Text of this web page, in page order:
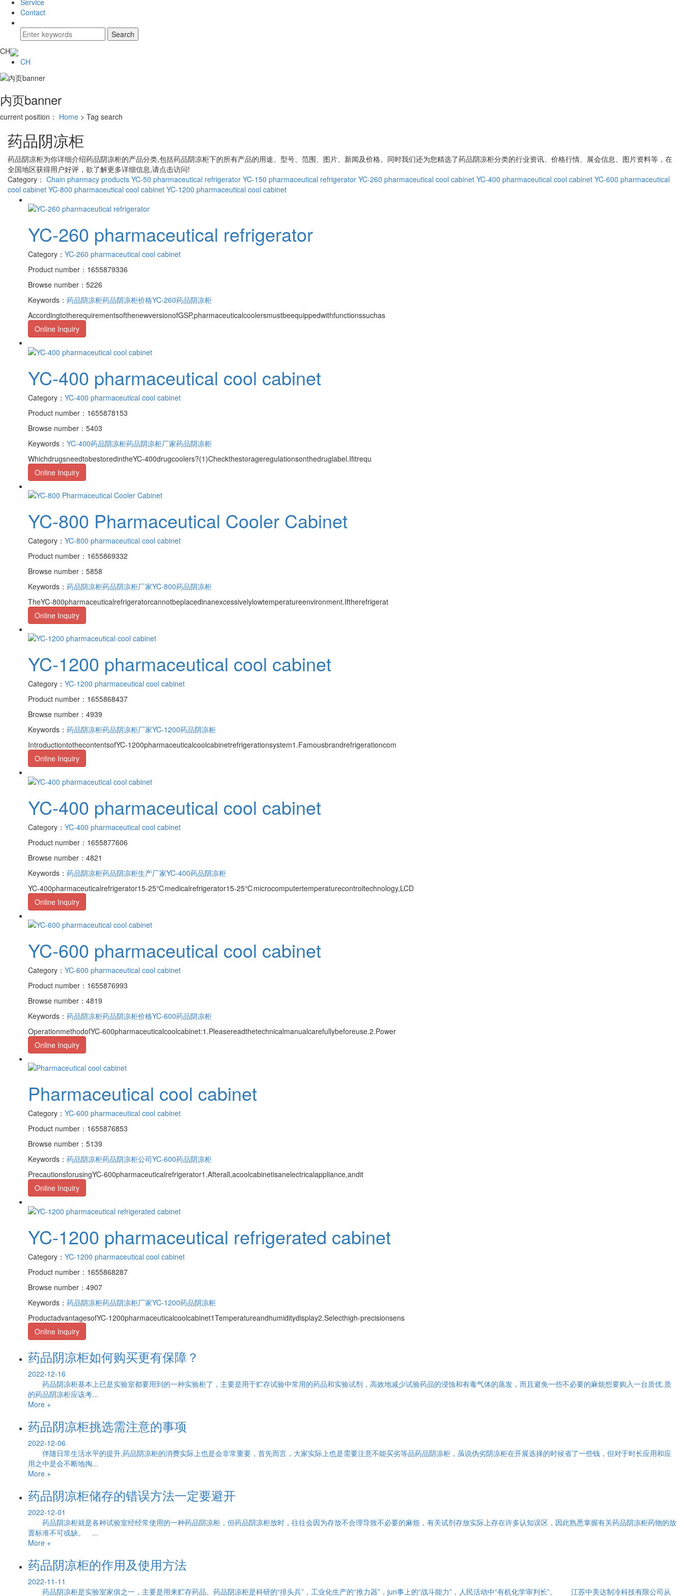
Service
Contact
CH
CH
内页banner
current position： Home > Tag search
药品阴凉柜
药品阴凉柜为你详细介绍药品阴凉柜的产品分类,包括药品阴凉柜下的所有产品的用途、型号、范围、图片、新闻及价格。同时我们还为您精选了药品阴凉柜分类的行业资讯、价格行情、展会信息、图片资料等，在
全国地区获得用户好评，欲了解更多详细信息,请点击访问!
Category： Chain pharmacy products YC-50 pharmaceutical refrigerator YC-150 pharmaceutical refrigerator YC-260 pharmaceutical cool cabinet YC-400 pharmaceutical cool cabinet YC-600 pharmaceutical
cool cabinet YC-800 pharmaceutical cool cabinet YC-1200 pharmaceutical cool cabinet
YC-260 pharmaceutical refrigerator
Category： YC-260 pharmaceutical cool cabinet
Product number：1655879336
Browse number：5226
Keywords： 药品阴凉柜药品阴凉柜价格YC-260药品阴凉柜
AccordingtotherequirementsofthenewversionofGSP,pharmaceuticalcoolersmustbeequippedwithfunctionssuchas
Online Inquiry
YC-400 pharmaceutical cool cabinet
Category： YC-400 pharmaceutical cool cabinet
Product number：1655878153
Browse number：5403
Keywords： YC-400药品阴凉柜药品阴凉柜厂家药品阴凉柜
WhichdrugsneedtobestoredintheYC-400drugcoolers?(1)Checkthestorageregulationsonthedruglabel.Ifitrequ
Online Inquiry
YC-800 Pharmaceutical Cooler Cabinet
Category： YC-800 pharmaceutical cool cabinet
Product number：1655869332
Browse number：5858
Keywords： 药品阴凉柜药品阴凉柜厂家YC-800药品阴凉柜
TheYC-800pharmaceuticalrefrigeratorcannotbeplacedinanexcessivelylowtemperatureenvironment.Iftherefrigerat
Online Inquiry
YC-1200 pharmaceutical cool cabinet
Category： YC-1200 pharmaceutical cool cabinet
Product number：1655868437
Browse number：4939
Keywords： 药品阴凉柜药品阴凉柜厂家YC-1200药品阴凉柜
IntroductiontothecontentsofYC-1200pharmaceuticalcoolcabinetrefrigerationsystem1.Famousbrandrefrigerationcom
Online Inquiry
YC-400 pharmaceutical cool cabinet
Category： YC-400 pharmaceutical cool cabinet
Product number：1655877606
Browse number：4821
Keywords： 药品阴凉柜药品阴凉柜生产厂家YC-400药品阴凉柜
YC-400pharmaceuticalrefrigerator15-25℃medicalrefrigerator15-25℃microcomputertemperaturecontroltechnology,LCD
Online Inquiry
YC-600 pharmaceutical cool cabinet
Category： YC-600 pharmaceutical cool cabinet
Product number：1655876993
Browse number：4819
Keywords： 药品阴凉柜药品阴凉柜价格YC-600药品阴凉柜
OperationmethodofYC-600pharmaceuticalcoolcabinet:1.Pleasereadthetechnicalmanualcarefullybeforeuse.2.Power
Online Inquiry
Pharmaceutical cool cabinet
Category： YC-600 pharmaceutical cool cabinet
Product number：1655876853
Browse number：5139
Keywords： 药品阴凉柜药品阴凉柜公司YC-600药品阴凉柜
PrecautionsforusingYC-600pharmaceuticalrefrigerator1.Afterall,acoolcabinetisanelectricalappliance,andit
Online Inquiry
YC-1200 pharmaceutical refrigerated cabinet
Category： YC-1200 pharmaceutical cool cabinet
Product number：1655868287
Browse number：4907
Keywords： 药品阴凉柜药品阴凉柜厂家YC-1200药品阴凉柜
ProductadvantagesofYC-1200pharmaceuticalcoolcabinet1Temperatureandhumiditydisplay2.Selecthigh-precisionsens
Online Inquiry
药品阴凉柜如何购买更有保障？
2022-12-16
药品阴凉柜基本上已是实验室都要用到的一种实验柜了，主要是用于贮存试验中常用的药品和实验试剂，高效地减少试验药品的浸蚀和有毒气体的蒸发，而且避免一些不必要的麻烦想要购入一台质优.质
的药品阴凉柜应该考...
More +
药品阴凉柜挑选需注意的事项
2022-12-06
伴随日常生活水平的提升,药品阴凉柜的消费实际上也是会非常重要，首先而言，大家实际上也是需要注意不能买劣等品药品阴凉柜，虽说伪劣阴凉柜在开展选择的时候省了一些钱，但对于时长应用和应
用之中是会不断地掏...
More +
药品阴凉柜储存的错误方法一定要避开
2022-12-01
药品阴凉柜就是各种试验室经经常使用的一种药品阴凉柜，但药品阴凉柜放时，往往会因为存放不合理导致不必要的麻烦，有关试剂存放实际上存在许多认知误区，因此熟悉掌握有关药品阴凉柜药物的放
置标准不可或缺。 ...
More +
药品阴凉柜的作用及使用方法
2022-11-11
药品阴凉柜是实验室家俱之一，主要是用来贮存药品。药品阴凉柜是科研的“排头兵”，工业化生产的“推力器”，jun事上的“战斗能力”，人民活动中“有机化学审判长”。 江苏中美达制冷科技有限公司从